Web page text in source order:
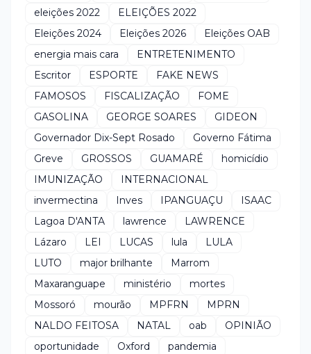
eleições 2022
ELEIÇÕES 2022
Eleições 2024
Eleições 2026
Eleições OAB
energia mais cara
ENTRETENIMENTO
Escritor
ESPORTE
FAKE NEWS
FAMOSOS
FISCALIZAÇÃO
FOME
GASOLINA
GEORGE SOARES
GIDEON
Governador Dix-Sept Rosado
Governo Fátima
Greve
GROSSOS GUAMARÉ
homicídio
IMUNIZAÇÃO
INTERNACIONAL
invermectina
Inves IPANGUAÇU
ISAAC
Lagoa D'ANTA
lawrence
LAWRENCE
Lázaro
LEI LUCAS lula
LULA
LUTO
major brilhante
Marrom
Maxaranguape
ministério
mortes
Mossoró
mourão MPFRN
MPRN
NALDO FEITOSA
NATAL oab
OPINIÃO
oportunidade
Oxford
pandemia